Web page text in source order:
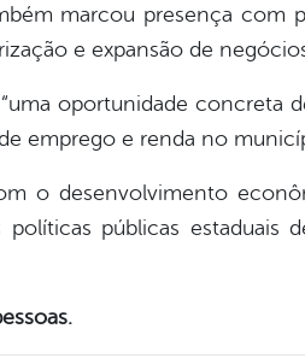
marcou presença com
e expansão de
oportunidade concreta
emprego e renda no
o desenvolvimento
públicas estaduais